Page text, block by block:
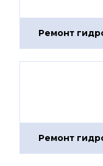
Ремонт
Ремонт